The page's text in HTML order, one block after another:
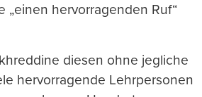
„einen hervorragenden Ruf“
diesen ohne jegliche
hervorragende Lehrpersonen